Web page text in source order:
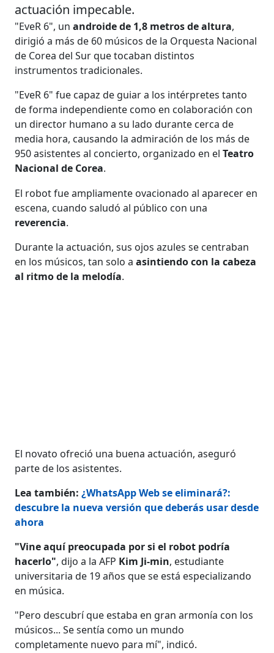
actuación impecable.
"EveR 6", unandroidede 1,8 metros de altura,
dirigió a más de 60 músicos de la Orquesta Nacional
de Corea del Sur que tocaban distintos
instrumentos tradicionales.
"EveR 6" fue capaz de guiar a los intérpretes tanto
de forma independiente como en colaboración con
un director humano a su lado durante cerca de
media hora, causando la admiración de los más de
950 asistentes al concierto, organizado en elTeatro
Nacional de Corea.
El robot fue ampliamente ovacionado al aparecer en
escena, cuando saludó al público con una
reverencia.
Durante la actuación, sus ojos azules se centraban
en los músicos, tan solo aasintiendo con la cabeza
al ritmo de la melodía.
El novato ofreció una buena actuación, aseguró
parte de los asistentes.
Lea también:¿WhatsApp Web se eliminará?:
descubre la nueva versión que deberás usar desde
ahora
"Vine aquí preocupada por si el robot podría
hacerlo", dijo a la AFP Kim Ji-min, estudiante
universitaria de 19 años que se está especializando
en música.
"Pero descubrí que estaba en gran armonía con los
músicos... Se sentía como un mundo
completamente nuevo para mí", indicó.